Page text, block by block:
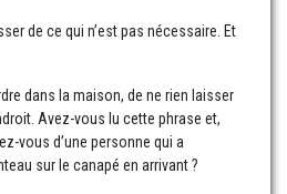
de ce qui n’est pas nécessaire. Et
dans la maison, de ne rien laisser
Avez-vous lu cette phrase et,
vous d’une personne qui a
sur le canapé en arrivant ?